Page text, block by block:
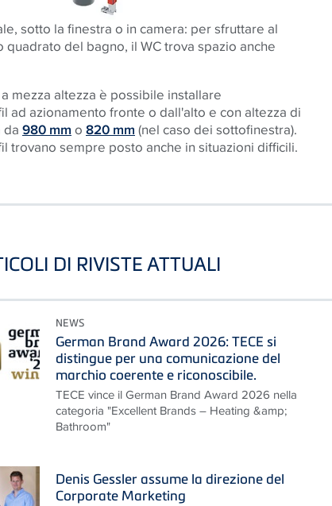
sotto la finestra o in camera: per sfruttare al
del bagno, il WC trova spazio anche
mezza altezza è possibile installare
ad azionamento fronte o dall'alto e con altezza di
980 mm o 820 mm (nel caso dei sottofinestra).
trovano sempre posto anche in situazioni difficili.
DI RIVISTE ATTUALI
NEWS
German Brand Award 2026: TECE si
distingue per una comunicazione del
marchio coerente e riconoscibile.
TECE vince il German Brand Award 2026 nella
categoria "Excellent Brands – Heating &amp;
Bathroom"
Denis Gessler assume la direzione del
Corporate Marketing